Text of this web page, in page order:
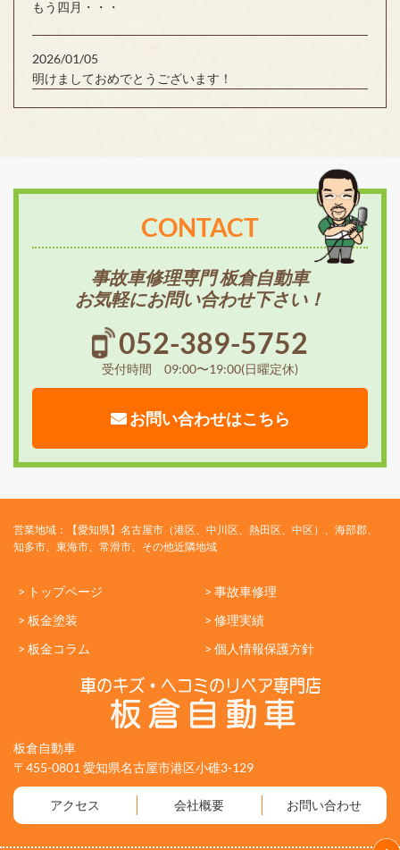
もう四月・・・
2026/01/05
明けましておめでとうございます！
CONTACT
事故車修理専門 板倉自動車
お気軽にお問い合わせ下さい！
052-389-5752
受付時間 09:00〜19:00(日曜定休)
お問い合わせはこちら
営業地域：【愛知県】名古屋市（港区、中川区、熱田区、中区）、海部郡、
知多市、東海市、常滑市、その他近隣地域
> トップページ
> 事故車修理
> 板金塗装
> 修理実績
> 板金コラム
> 個人情報保護方針
板倉自動車
〒455-0801 愛知県名古屋市港区小碓3-129
アクセス 会社概要 お問い合わせ